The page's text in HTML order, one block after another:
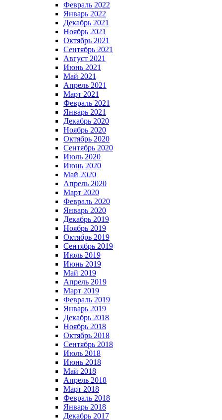
Февраль 2022
Январь 2022
Декабрь 2021
Ноябрь 2021
Октябрь 2021
Сентябрь 2021
Август 2021
Июнь 2021
Май 2021
Апрель 2021
Март 2021
Февраль 2021
Январь 2021
Декабрь 2020
Ноябрь 2020
Октябрь 2020
Сентябрь 2020
Июль 2020
Июнь 2020
Май 2020
Апрель 2020
Март 2020
Февраль 2020
Январь 2020
Декабрь 2019
Ноябрь 2019
Октябрь 2019
Сентябрь 2019
Июль 2019
Июнь 2019
Май 2019
Апрель 2019
Март 2019
Февраль 2019
Январь 2019
Декабрь 2018
Ноябрь 2018
Октябрь 2018
Сентябрь 2018
Июль 2018
Июнь 2018
Май 2018
Апрель 2018
Март 2018
Февраль 2018
Январь 2018
Декабрь 2017